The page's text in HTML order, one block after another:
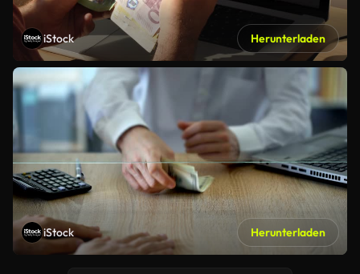
iStock Herunterladen
iStock Herunterladen